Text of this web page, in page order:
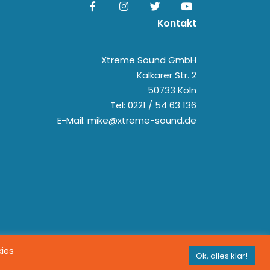
Kontakt
Xtreme Sound GmbH
Kalkarer Str. 2
50733 Köln
Tel: 0221 / 54 63 136
E-Mail: mike@xtreme-sound.de
Ok, alles klar!